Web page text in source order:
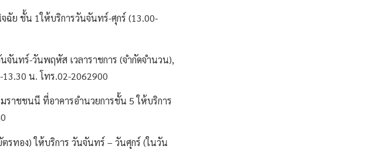
ย ชั้น 1ให้บริการวันจันทร์-ศุกร์ (13.00-
ทร์-วันพฤหัส เวลาราชการ (จำกัดจำนวน),
13.30 น. โทร.02-2062900
ชชนนี ที่อาคารอำนวยการชั้น 5 ให้บริการ
ทอง) ให้บริการ วันจันทร์ – วันศุกร์ (ในวัน